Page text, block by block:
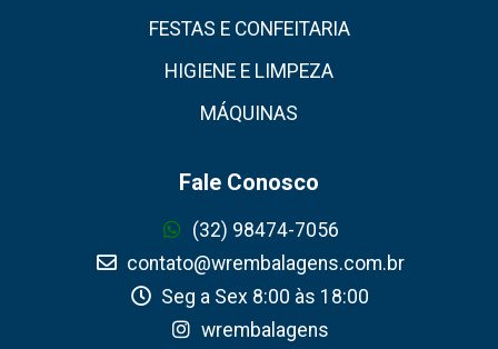
FESTAS E CONFEITARIA
HIGIENE E LIMPEZA
MÁQUINAS
Fale Conosco
(32) 98474-7056
contato@wrembalagens.com.br
Seg a Sex 8:00 às 18:00
wrembalagens